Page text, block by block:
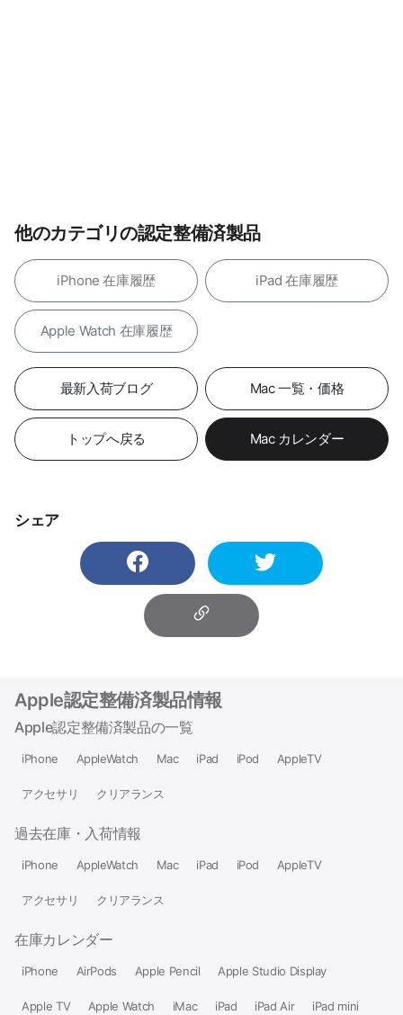
他のカテゴリの認定整備済製品
iPhone 在庫履歴 iPad 在庫履歴
Apple Watch 在庫履歴
最新入荷ブログ Mac 一覧・価格
トップへ戻る Mac カレンダー
シェア
Apple認定整備済製品情報
Apple認定整備済製品の一覧
iPhone AppleWatch Mac iPad iPod AppleTV
アクセサリ クリアランス
過去在庫・入荷情報
iPhone AppleWatch Mac iPad iPod AppleTV
アクセサリ クリアランス
在庫カレンダー
iPhone AirPods Apple Pencil Apple Studio Display
Apple TV Apple Watch iMac iPad iPad Air iPad mini